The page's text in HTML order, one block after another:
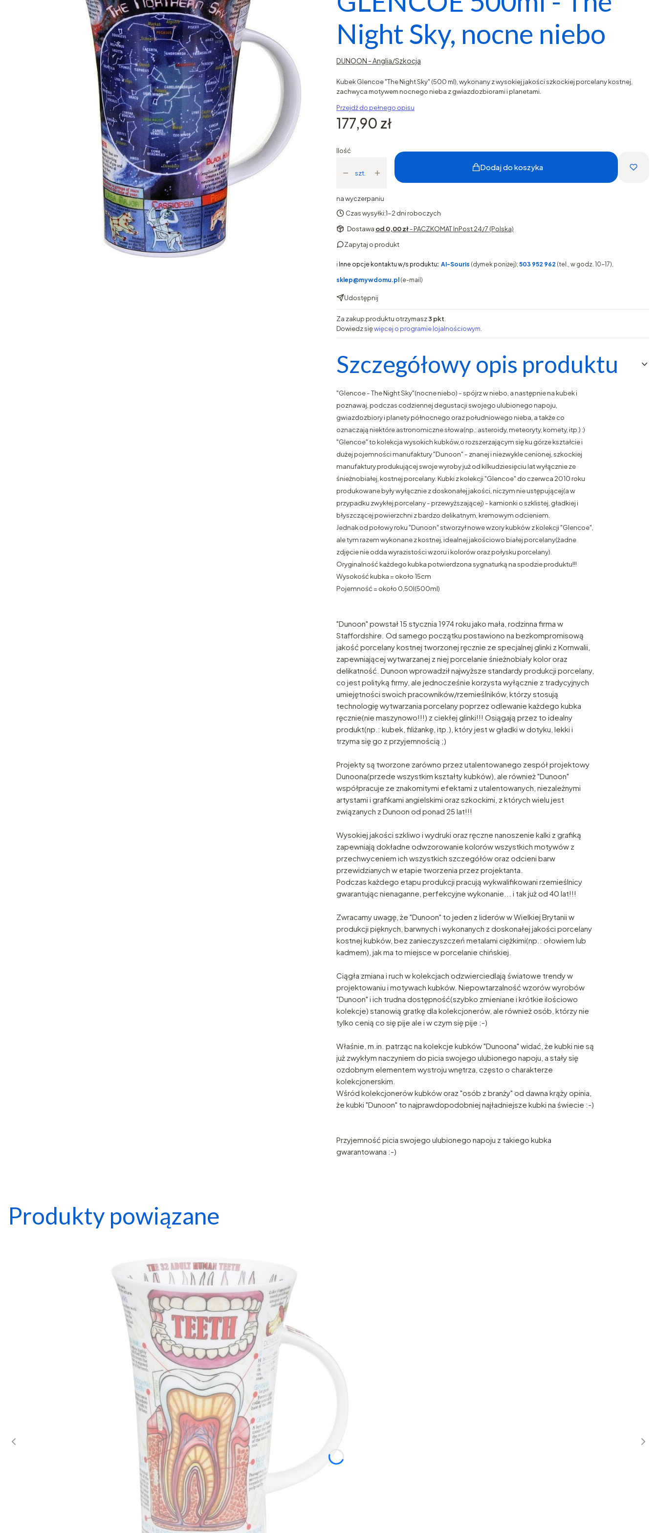
Night Sky, nocne niebo
DUNOON - Anglia/Szkocja
Kubek Glencoe "The Night Sky" (500 ml), wykonany z wysokiej jakości szkockiej porcelany kostnej,
zachwyca motywem nocnego nieba z gwiazdozbiorami i planetami.
Przejdź do pełnego opisu
Cena
177,90 zł
Ilość
szt.
Dodaj do koszyka
na wyczerpaniu
Czas wysyłki:1-2 dni roboczych
Dostawa od 0,00 zł- PACZKOMAT InPost 24/7 (Polska)
Zapytaj o produkt
ℹ️ Inne opcje kontaktu w/s produktu: AI-Souris (dymek poniżej); 503 952 962 (tel., w godz. 10-17),
sklep@mywdomu.pl (e-mail)
Udostępnij
Za zakup produktu otrzymasz3 pkt
Dowiedz sięwięcej o programie lojalnościowym.
Szczegółowy opis produktu
"Glencoe - The Night Sky"(nocne niebo) - spójrz w niebo, a następnie na kubek i
poznawaj, podczas codziennej degustacji swojego ulubionego napoju,
gwiazdozbiory i planety północnego oraz południowego nieba, a także co
oznaczają niektóre astronomiczne słowa(np.: asteroidy, meteoryty, komety, itp.) :)
"Glencoe" to kolekcja wysokich kubków,o rozszerzającym się ku górze kształcie i
dużej pojemności manufaktury "Dunoon" - znanej i niezwykle cenionej, szkockiej
manufaktury produkującej swoje wyroby już od kilkudziesięciu lat wyłącznie ze
śnieżnobiałej, kostnej porcelany. Kubki z kolekcji "Glencoe" do czerwca 2010 roku
produkowane były wyłącznie z doskonałej jakości, niczym nie ustępującej(a w
przypadku zwykłej porcelany - przewyższającej) - kamionki o szklistej, gładkiej i
błyszczącej powierzchni z bardzo delikatnym, kremowym odcieniem.
Jednak od połowy roku "Dunoon" stworzył nowe wzory kubków z kolekcji "Glencoe",
ale tym razem wykonane z kostnej, idealnej jakościowo białej porcelany(żadne
zdjęcie nie odda wyrazistości wzoru i kolorów oraz połysku porcelany).
Oryginalność każdego kubka potwierdzona sygnaturką na spodzie produktu!!!
Wysokość kubka = około 15cm
Pojemność = około 0,50l(500ml)
"Dunoon" powstał 15 stycznia 1974 roku jako mała, rodzinna firma w
Staffordshire. Od samego początku postawiono na bezkompromisową
jakość porcelany kostnej tworzonej ręcznie ze specjalnej glinki z Kornwalii,
zapewniającej wytwarzanej z niej porcelanie śnieżnobiały kolor oraz
delikatność. Dunoon wprowadził najwyższe standardy produkcji porcelany,
co jest polityką firmy, ale jednocześnie korzysta wyłącznie z tradycyjnych
umiejętności swoich pracowników/rzemieślników, którzy stosują
technologię wytwarzania porcelany poprzez odlewanie każdego kubka
ręcznie(nie maszynowo!!!) z ciekłej glinki!!! Osiągają przez to idealny
produkt(np.: kubek, filiżankę, itp.), który jest w gładki w dotyku, lekki i
trzyma się go z przyjemnością ;)
Projekty są tworzone zarówno przez utalentowanego zespół projektowy
Dunoona(przede wszystkim kształty kubków), ale również "Dunoon"
współpracuje ze znakomitymi efektami z utalentowanych, niezależnymi
artystami i grafikami angielskimi oraz szkockimi, z których wielu jest
związanych z Dunoon od ponad 25 lat!!!
Wysokiej jakości szkliwo i wydruki oraz ręczne nanoszenie kalki z grafiką
zapewniają dokładne odwzorowanie kolorów wszystkich motywów z
przechwyceniem ich wszystkich szczegółów oraz odcieni barw
przewidzianych w etapie tworzenia przez projektanta.
Podczas każdego etapu produkcji pracują wykwalifikowani rzemieślnicy
gwarantując nienaganne, perfekcyjne wykonanie... i tak już od 40 lat!!!
Zwracamy uwagę, że "Dunoon" to jeden z liderów w Wielkiej Brytanii w
produkcji pięknych, barwnych i wykonanych z doskonałej jakości porcelany
kostnej kubków, bez zanieczyszczeń metalami ciężkimi(np.: ołowiem lub
kadmem), jak ma to miejsce w porcelanie chińskiej.
Ciągła zmiana i ruch w kolekcjach odzwierciedlają światowe trendy w
projektowaniu i motywach kubków. Niepowtarzalność wzorów wyrobów
"Dunoon" i ich trudna dostępność(szybko zmieniane i krótkie ilościowo
kolekcje) stanowią gratkę dla kolekcjonerów, ale również osób, którzy nie
tylko cenią co się pije ale i w czym się pije :-)
Właśnie, m.in. patrząc na kolekcje kubków "Dunoona" widać, że kubki nie są
już zwykłym naczyniem do picia swojego ulubionego napoju, a stały się
ozdobnym elementem wystroju wnętrza, często o charakterze
kolekcjonerskim.
Wśród kolekcjonerów kubków oraz "osób z branży" od dawna krąży opinia,
że kubki "Dunoon" to najprawdopodobniej najładniejsze kubki na świecie :-)
Przyjemność picia swojego ulubionego napoju z takiego kubka
gwarantowana :-)
Produkty powiązane